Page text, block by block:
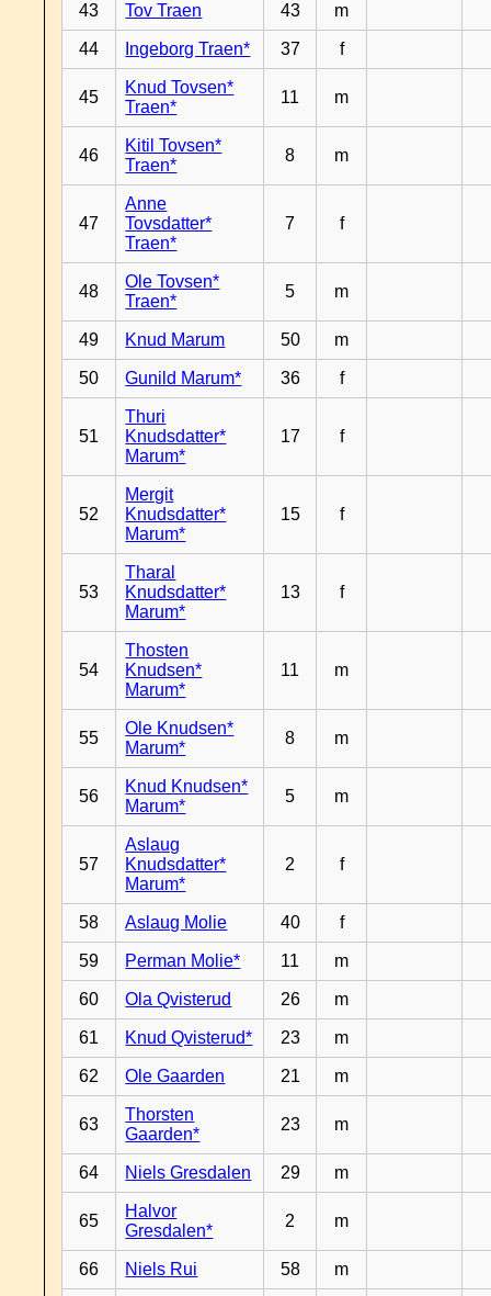
43 Tov Traen 43 m
44 Ingeborg Traen* 37 f
45
Knud Tovsen*
Traen*
11 m
46
Kitil Tovsen*
Traen*
8 m
47
Anne
Tovsdatter*
Traen*
7 f
48
Ole Tovsen*
Traen*
5 m
49 Knud Marum 50 m
50 Gunild Marum* 36 f
51
Thuri
Knudsdatter*
Marum*
17 f
52
Mergit
Knudsdatter*
Marum*
15 f
53
Tharal
Knudsdatter*
Marum*
13 f
54
Thosten
Knudsen*
Marum*
11 m
55
Ole Knudsen*
Marum*
8 m
56
Knud Knudsen*
Marum*
5 m
57
Aslaug
Knudsdatter*
Marum*
2 f
58 Aslaug Molie 40 f
59 Perman Molie* 11 m
60 Ola Qvisterud 26 m
61 Knud Qvisterud* 23 m
62 Ole Gaarden 21 m
63
Thorsten
Gaarden*
23 m
64 Niels Gresdalen 29 m
65
Halvor
Gresdalen*
2 m
66 Niels Rui 58 m